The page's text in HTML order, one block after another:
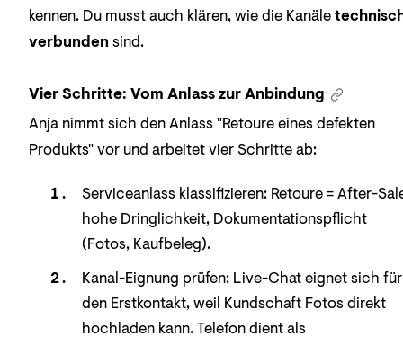
kennen. Du musst auch klären, wie die Kanäle
verbunden sind.
Vier Schritte: Vom Anlass zur Anbindung
Anja nimmt sich den Anlass "Retoure eines defekten
Produkts" vor und arbeitet vier Schritte ab:
Serviceanlass klassifizieren: Retoure = After-
hohe Dringlichkeit, Dokumentationspflicht
(Fotos, Kaufbeleg).
Kanal-Eignung prüfen: Live-Chat eignet sich für
den Erstkontakt, weil Kundschaft Fotos direkt
hochladen kann. Telefon dient als